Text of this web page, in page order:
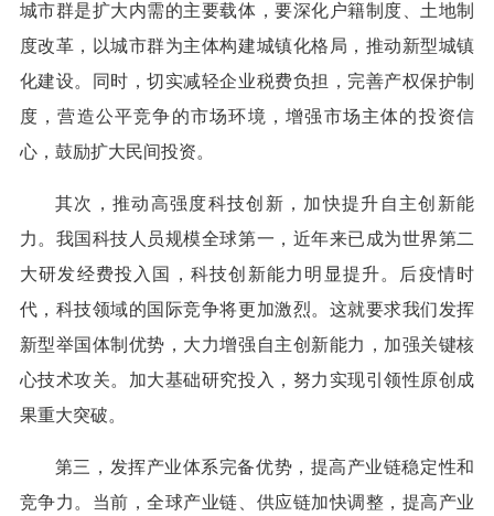
城市群是扩大内需的主要载体，要深化户籍制度、土地制
度改革，以城市群为主体构建城镇化格局，推动新型城镇
化建设。同时，切实减轻企业税费负担，完善产权保护制
度，营造公平竞争的市场环境，增强市场主体的投资信
心，鼓励扩大民间投资。
其次，推动高强度科技创新，加快提升自主创新能
力。我国科技人员规模全球第一，近年来已成为世界第二
大研发经费投入国，科技创新能力明显提升。后疫情时
代，科技领域的国际竞争将更加激烈。这就要求我们发挥
新型举国体制优势，大力增强自主创新能力，加强关键核
心技术攻关。加大基础研究投入，努力实现引领性原创成
果重大突破。
第三，发挥产业体系完备优势，提高产业链稳定性和
竞争力。当前，全球产业链、供应链加快调整，提高产业